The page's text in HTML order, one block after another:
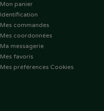
Mon panier
Identification
Mes commandes
Mes coordonnées
Ma messagerie
Mes favoris
Mes préférences Cookies